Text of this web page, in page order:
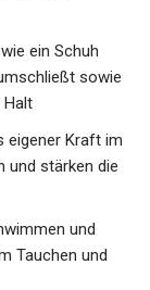
ein Schuh
sowie
Halt
eigener Kraft im
und stärken die
und
Tauchen und